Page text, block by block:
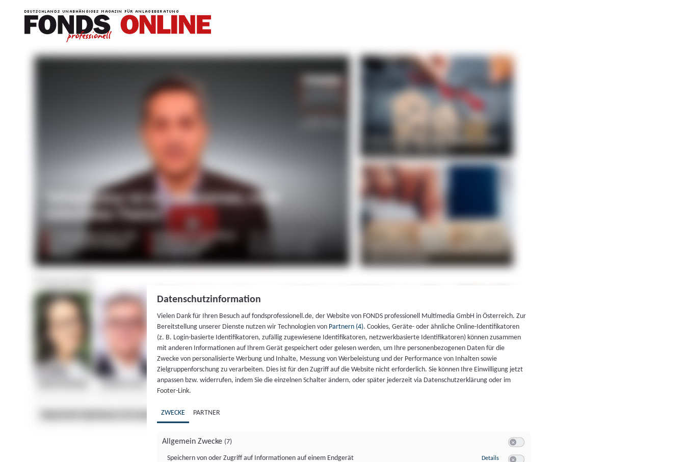
Datenschutzinformation
Vielen Dank für Ihren Besuch auf fondsprofessionell.de, der Website von FONDS professionell Multimedia GmbH in Österreich. Zur
Bereitstellung unserer Dienste nutzen wir Technologien von Partnern (4). Cookies, Geräte- oder ähnliche Online-Identifikatoren
(z. B. Login-basierte Identifikatoren, zufällig zugewiesene Identifikatoren, netzwerkbasierte Identifikatoren) können zusammen
mit anderen Informationen auf Ihrem Gerät gespeichert oder gelesen werden, um Ihre personenbezogenen Daten für die
Zwecke von personalisierte Werbung und Inhalte, Messung von Werbeleistung und der Performance von Inhalten sowie
Zielgruppenforschung zu verarbeiten. Dies ist für den Zugriff auf die Website nicht erforderlich. Sie können Ihre Einwilligung jetzt
anpassen bzw. widerrufen, indem Sie die einzelnen Schalter ändern, oder später jederzeit via Datenschutzerklärung oder im
Footer-Link.
ZWECKE PARTNER
Allgemein Zwecke (7)
Speichern von oder Zugriff auf Informationen auf einem Endgerät
Details zu Speichern von oder Zugriff auf Informationen auf einem Endgerät